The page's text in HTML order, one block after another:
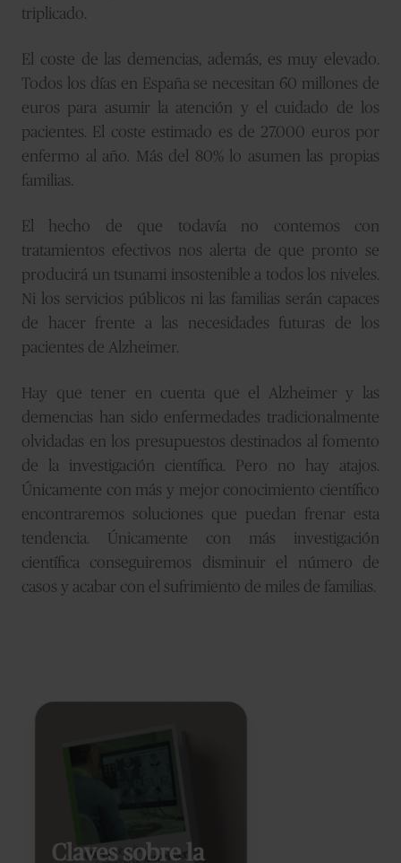
triplicado.
El coste de las demencias, además, es muy elevado.
Todos los días en España se necesitan 60 millones de
euros para asumir la atención y el cuidado de los
pacientes. El coste estimado es de 27.000 euros por
enfermo al año. Más del 80% lo asumen las propias
familias.
El hecho de que todavía no contemos con
tratamientos efectivos nos alerta de que pronto se
producirá un tsunami insostenible a todos los niveles.
Ni los servicios públicos ni las familias serán capaces
de hacer frente a las necesidades futuras de los
pacientes de Alzheimer.
Hay que tener en cuenta que el Alzheimer y las
demencias han sido enfermedades tradicionalmente
olvidadas en los presupuestos destinados al fomento
de la investigación científica. Pero no hay atajos.
Únicamente con más y mejor conocimiento científico
encontraremos soluciones que puedan frenar esta
tendencia. Únicamente con más investigación
científica conseguiremos disminuir el número de
casos y acabar con el sufrimiento de miles de familias.